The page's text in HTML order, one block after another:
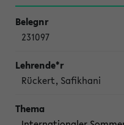
231097
Rückert, Safikhani